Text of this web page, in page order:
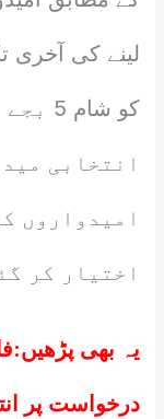
کو
انتخابی
امیدواروں
اختیار کر
یہ بھی پڑھیں:
درخواست پر